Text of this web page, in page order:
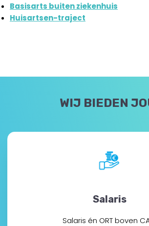
Basisarts buiten ziekenhuis
Huisartsen-traject
WIJ BIEDEN
Salaris
Salaris én ORT boven